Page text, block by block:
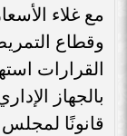
مع غلاء
وقطاع
القرارات
بالجهاز
قانونًا